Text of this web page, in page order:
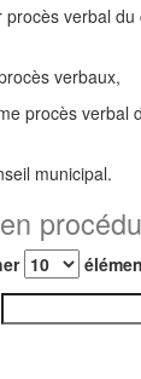
procès verbal
verbaux,
procès verbal
municipal.